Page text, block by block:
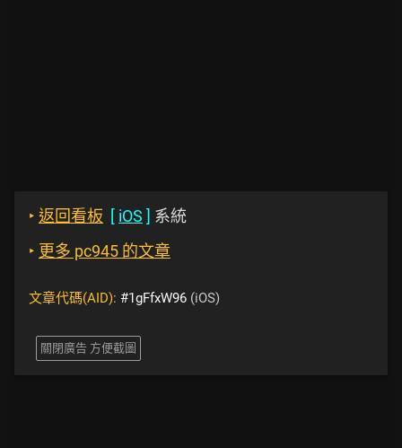
‣ 返回看板 [ iOS ] 系統
‣ 更多 pc945 的文章
文章代碼(AID): #1gFfxW96 (iOS)
關閉廣告 方便截圖